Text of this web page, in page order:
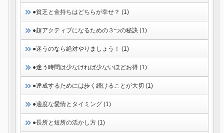
●貧乏と金持ちはどちらが幸せ？ (1)
●超アクティブになるための３つの秘訣 (1)
●迷うのなら絶対やりましょう！ (1)
●迷う時間は少なければ少ないほどお得 (1)
●達成するためには歩く続けることが大切 (1)
●適度な愛情とタイミング (1)
●長所と短所の活かし方 (1)